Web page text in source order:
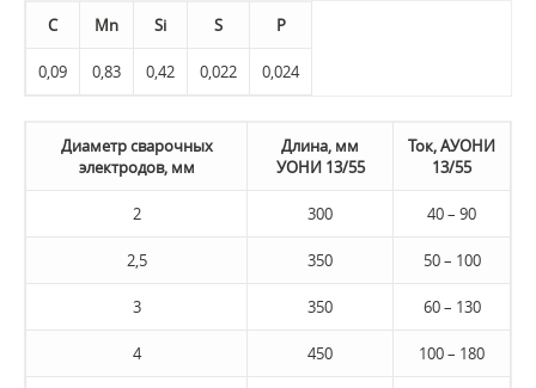
C Mn Si S P
0,09 0,83 0,42 0,022 0,024
Диаметр сварочных
электродов, мм
Длина, мм
УОНИ 13/55
Ток, АУОНИ
13/55
2 300 40 – 90
2,5 350 50 – 100
3 350 60 – 130
4 450 100 – 180